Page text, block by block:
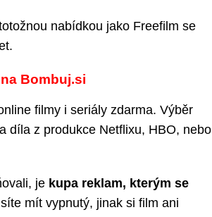
nabídkou jako Freefilm se
Bombuj.si
filmy i seriály zdarma. Výběr
díla z produkce Netflixu, HBO, nebo
je kupa reklam, kterým se
mít vypnutý, jinak si film ani